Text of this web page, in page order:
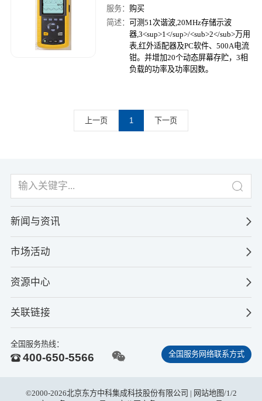
服务： 购买
简述：可测51次谐波,20MHz存储示波
器,3<sup>1</sup>/<sub>2</sub>万用
表,红外适配器及PC软件、500A电流
钳。并增加20个动态屏幕存贮，3相
负载的功率及功率因数。
上一页 1 下一页
新闻与资讯
市场活动
资源中心
关联链接
全国服务热线：
400-650-5566 全国服务网络联系方式
©2000-2026北京东方中科集成科技股份有限公司 | 网站地图/1 /2